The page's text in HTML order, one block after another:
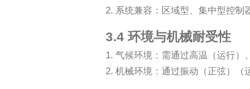
2. 系统兼容：区域型、集中型控制
3.4 环境与机械耐受性
1. 气候环境：需通过高温（运行）
2. 机械环境：通过振动（正弦）（